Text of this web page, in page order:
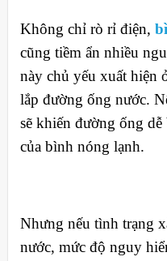
Không chỉ rò rỉ điện,
cũng tiềm ẩn nhiều
này chủ yếu xuất hiện
lắp đường ống nước.
sẽ khiến đường ống
của bình nóng lạnh.
Nhưng nếu tình trạng
nước, mức độ nguy